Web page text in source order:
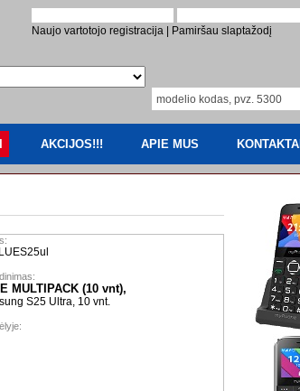
Naujo vartotojo registracija Pamiršau slaptažodį
AKCIJOS!!! APIE MUS KONTAKTAI
MULTIPACK (10 vnt),
S25 Ultra, 10 vnt.